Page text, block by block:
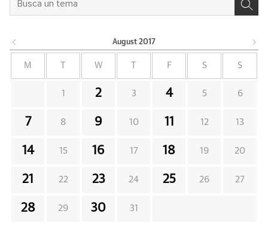
August 2017
M W F S S
1 2 3 4 5 6
7 8 9 10 11 12 13
14 15 16 17 18 19 20
21 22 23 24 25 26 27
28 29 30 31